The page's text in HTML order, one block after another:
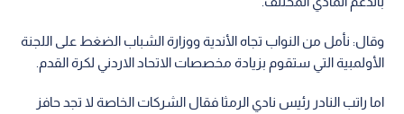
وقال: نأمل من النواب تجاه الأندية ووزارة الشباب الضغط على اللجنة
الأولمبية التي ستقوم بزيادة مخصصات الاتحاد الاردني لكرة القدم.
اما راتب النادر رئيس نادي الرمثا فقال الشركات الخاصة لا تجد حافز